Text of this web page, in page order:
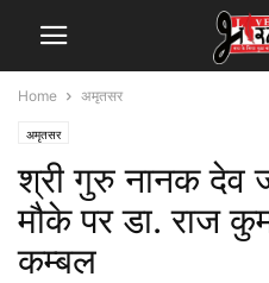
Home अमृतसर
अमृतसर
श्री गुरु नानक देव
मौके पर डा. राज
कम्बल